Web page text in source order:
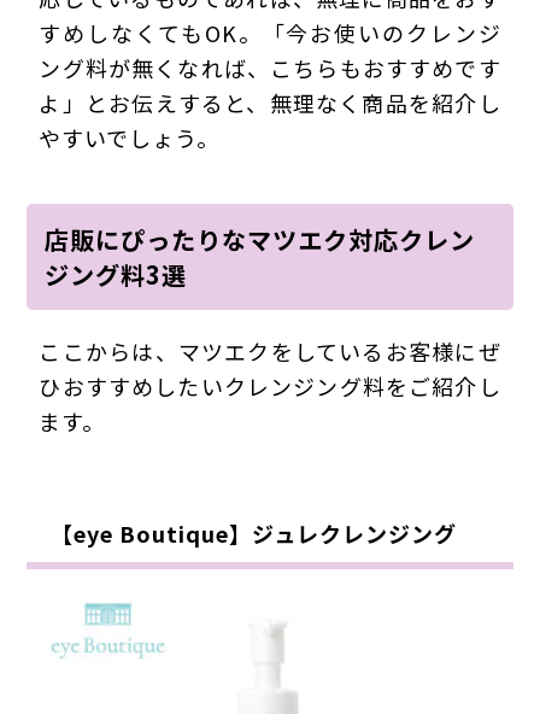
すめしなくてもOK。「今お使いのクレンジ
ング料が無くなれば、こちらもおすすめです
よ」とお伝えすると、無理なく商品を紹介し
やすいでしょう。
店販にぴったりなマツエク対応クレン
ジング料3選
ここからは、マツエクをしているお客様にぜ
ひおすすめしたいクレンジング料をご紹介し
ます。
【eye Boutique】ジュレクレンジング